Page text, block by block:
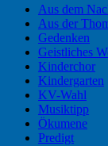
Aus dem
Aus der
Gedenken
Geistliches
Kinderchor
Kindergarten
KV-Wahl
Musiktipp
Ökumene
Predigt